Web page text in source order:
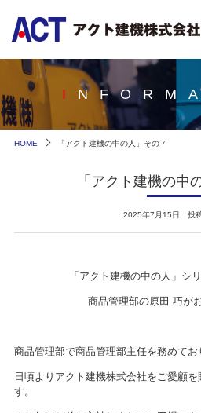
HOME 「アクト建機の中の人」その７
「アクト建機の中
2025年7月15日 投
「アクト建機の中の人」シ
商品管理部の原田 巧が
商品管理部で商品管理部主任を務めてお
日頃よりアクト建機株式会社をご愛顧
す。